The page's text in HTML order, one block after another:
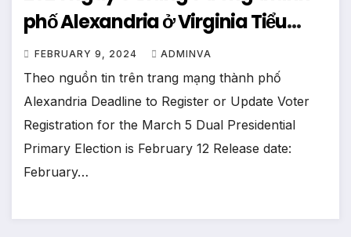
phố Alexandria ở Virginia Tiểu
bang Virginia
FEBRUARY 9, 2024 ADMINVA
Theo nguồn tin trên trang mạng thành phố
Alexandria Deadline to Register or Update Voter
Registration for the March 5 Dual Presidential
Primary Election is February 12 Release date:
February…